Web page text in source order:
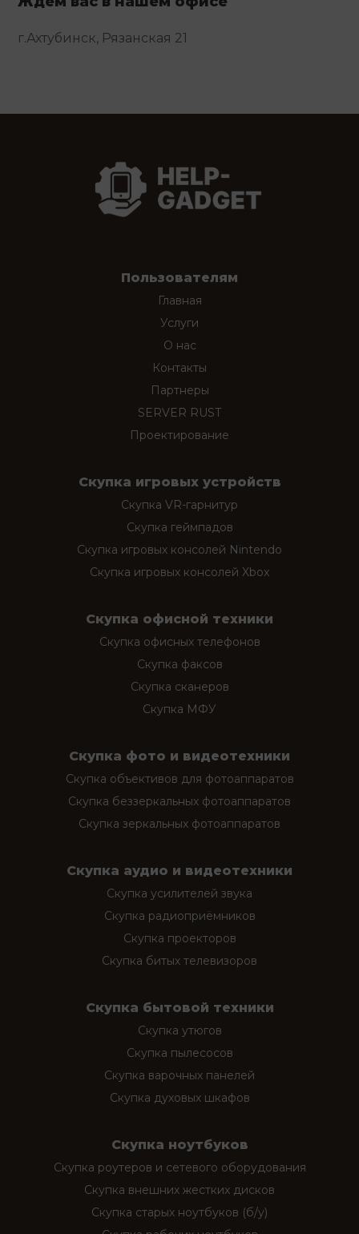
г.Ахтубинск, Рязанская 21
Пользователям
Главная
Услуги
О нас
Контакты
Партнеры
SERVER RUST
Проектирование
Скупка игровых устройств
Скупка VR-гарнитур
Скупка геймпадов
Скупка игровых консолей Nintendo
Скупка игровых консолей Xbox
Скупка офисной техники
Скупка офисных телефонов
Скупка факсов
Скупка сканеров
Скупка МФУ
Скупка фото и видеотехники
Скупка объективов для фотоаппаратов
Скупка беззеркальных фотоаппаратов
Скупка зеркальных фотоаппаратов
Скупка аудио и видеотехники
Скупка усилителей звука
Скупка радиоприёмников
Скупка проекторов
Скупка битых телевизоров
Скупка бытовой техники
Скупка утюгов
Скупка пылесосов
Скупка варочных панелей
Скупка духовых шкафов
Скупка ноутбуков
Скупка роутеров и сетевого оборудования
Скупка внешних жестких дисков
Скупка старых ноутбуков (б/у)